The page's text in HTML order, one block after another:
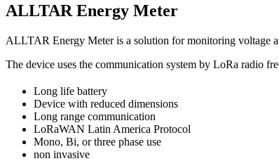
ALLTAR Energy Meter
ALLTAR Energy Meter is a solution for monitoring voltage
The device uses the communication system by LoRa radio
Long life battery
Device with reduced dimensions
Long range communication
LoRaWAN Latin America Protocol
Mono, Bi, or three phase use
non invasive